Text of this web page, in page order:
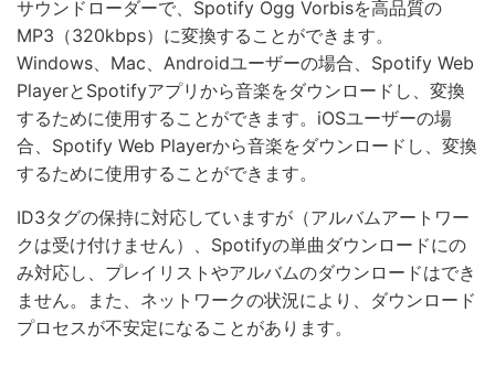
サウンドローダーで、Spotify Ogg Vorbisを高品質の
MP3（320kbps）に変換することができます。
Windows、Mac、Androidユーザーの場合、Spotify Web
PlayerとSpotifyアプリから音楽をダウンロードし、変換
するために使用することができます。iOSユーザーの場
合、Spotify Web Playerから音楽をダウンロードし、変換
するために使用することができます。
ID3タグの保持に対応していますが（アルバムアートワー
クは受け付けません）、Spotifyの単曲ダウンロードにの
み対応し、プレイリストやアルバムのダウンロードはでき
ません。また、ネットワークの状況により、ダウンロード
プロセスが不安定になることがあります。